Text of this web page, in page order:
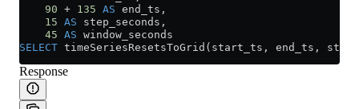
    90
+ 135 AS end_ts,
    15
AS step_seconds,
    45
AS window_seconds
SELECT timeSeriesResetsToGrid(start_ts, end_ts,
Response